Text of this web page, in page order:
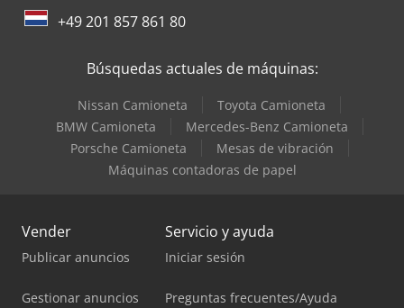
+49 201 857 861 80
Búsquedas actuales de máquinas:
Nissan Camioneta
Toyota Camioneta
BMW Camioneta
Mercedes-Benz Camioneta
Porsche Camioneta
Mesas de vibración
Máquinas contadoras de papel
Vender
Publicar anuncios
Gestionar anuncios
Servicio y ayuda
Iniciar sesión
Preguntas frecuentes/Ayuda